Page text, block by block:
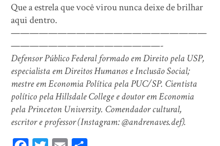
Que a estrela que você virou nunca deixe de brilhar
aqui dentro.
—————————————————————
————————————————-
Defensor Público Federal formado em Direito pela USP,
especialista em Direitos Humanos e Inclusão Social;
mestre em Economia Política pela PUC/SP. Cientista
político pela Hillsdale College e doutor em Economia
pela Princeton University. Comendador cultural,
escritor e professor (Instagram: @andrenaves.def).